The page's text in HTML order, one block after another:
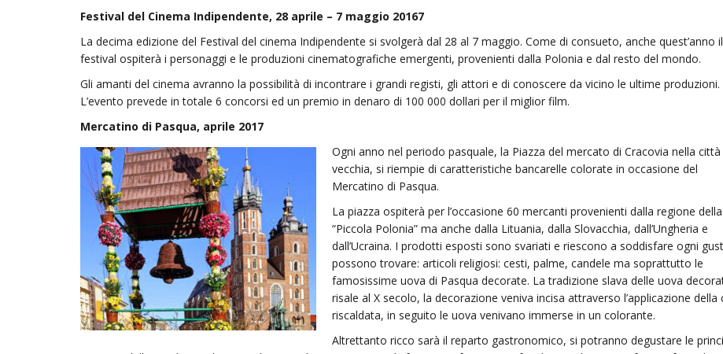
Festival del Cinema Indipendente, 28 aprile – 7 maggio 20167
La decima edizione del Festival del cinema Indipendente si svolgerà dal 28 al 7 maggio. Come di consueto, anche quest’anno il
festival ospiterà i personaggi e le produzioni cinematografiche emergenti, provenienti dalla Polonia e dal resto del mondo.
Gli amanti del cinema avranno la possibilità di incontrare i grandi registi, gli attori e di conoscere da vicino le ultime produzioni.
L’evento prevede in totale 6 concorsi ed un premio in denaro di 100 000 dollari per il miglior film.
Mercatino di Pasqua, aprile 2017
Ogni anno nel periodo pasquale, la Piazza del mercato di Cracovia nella città
vecchia, si riempie di caratteristiche bancarelle colorate in occasione del
Mercatino di Pasqua.
La piazza ospiterà per l’occasione 60 mercanti provenienti dalla regione della
“Piccola Polonia” ma anche dalla Lituania, dalla Slovacchia, dall’Ungheria e
dall’Ucraina. I prodotti esposti sono svariati e riescono a soddisfare ogni
possono trovare: articoli religiosi: cesti, palme, candele ma soprattutto le
famosissime uova di Pasqua decorate. La tradizione slava delle uova
risale al X secolo, la decorazione veniva incisa attraverso l’applicazione della
riscaldata, in seguito le uova venivano immerse in un colorante.
Altrettanto ricco sarà il reparto gastronomico, si potranno degustare le